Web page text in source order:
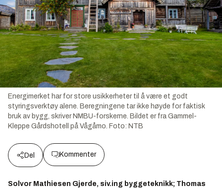
Energimerket har for store usikkerheter til å være et godt
styringsverktøy alene. Beregningene tar ikke høyde for faktisk
bruk av bygg, skriver NMBU-forskerne. Bildet er fra Gammel-
Kleppe Gårdshotell på Vågåmo. Foto: NTB
Del Kommenter
Solvor Mathiesen Gjerde, siv.ing byggeteknikk; Thomas